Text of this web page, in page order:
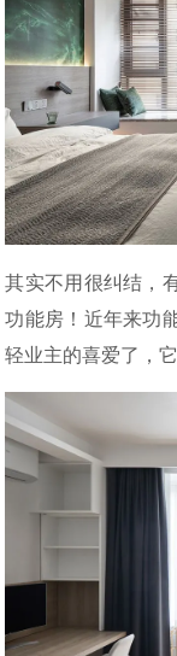
其实不用很纠结，
功能房！近年来功
轻业主的喜爱了，